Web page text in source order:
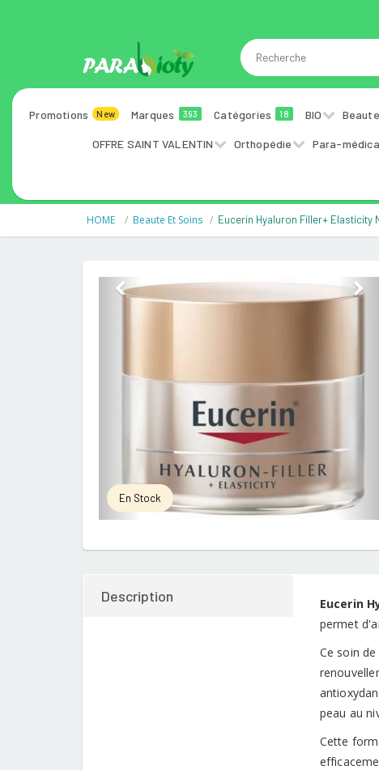
Promotions New Marques 393 Catégories 18 BIO
OFFRE SAINT VALENTIN Orthopédie Para-
HOME Beaute Et Soins Eucerin Hyaluron Filler+ Elasticity
Previous
En Stock
Description Eucerin
permet
Ce soin
peau au
Cette